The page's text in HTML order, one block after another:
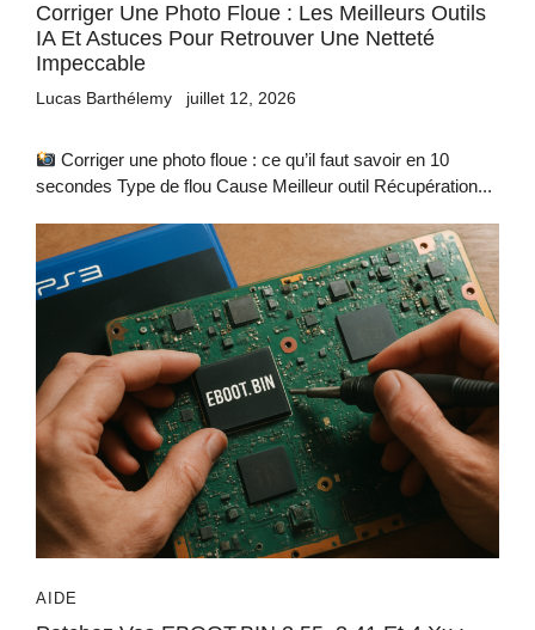
Corriger Une Photo Floue : Les Meilleurs Outils
IA Et Astuces Pour Retrouver Une Netteté
Impeccable
Lucas Barthélemy juillet 12, 2026
Corriger une photo floue : ce qu’il faut savoir en 10
secondes Type de flou Cause Meilleur outil Récupération...
AIDE